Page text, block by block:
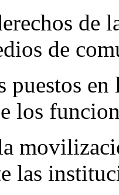
de
de
puestos
los
las